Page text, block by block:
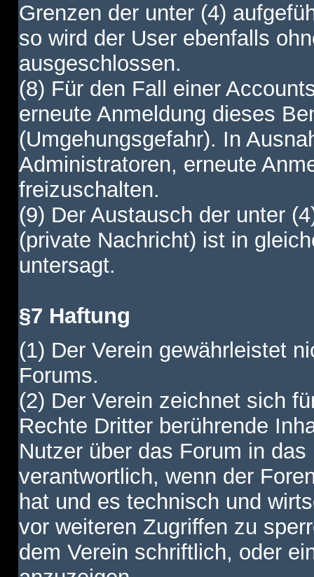
Grenzen der unter (4)
so wird der User ebenfalls
ausgeschlossen.
(8) Für den Fall einer
erneute Anmeldung dieses
(Umgehungsgefahr). In
Administratoren, erneute
freizuschalten.
(9) Der Austausch der unter
(private Nachricht) ist in
untersagt.
§7 Haftung
(1) Der Verein gewährleistet
Forums.
(2) Der Verein zeichnet sich
Rechte Dritter berührende
Nutzer über das Forum in
verantwortlich, wenn der
hat und es technisch und
vor weiteren Zugriffen zu
dem Verein schriftlich, oder